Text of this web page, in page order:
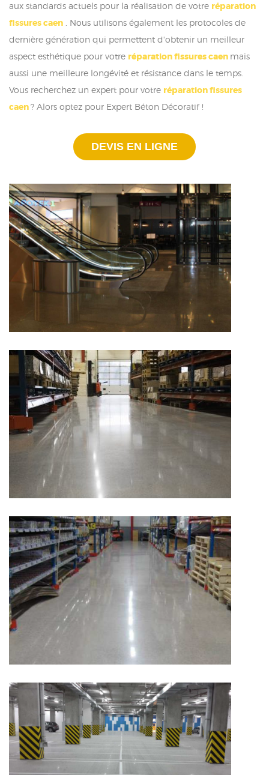
aux standards actuels pour la réalisation de votre réparation
fissures caen . Nous utilisons également les protocoles de
dernière génération qui permettent d'obtenir un meilleur
aspect esthétique pour votre réparation fissures caen mais
aussi une meilleure longévité et résistance dans le temps.
Vous recherchez un expert pour votre réparation fissures
caen? Alors optez pour Expert Béton Décoratif !
DEVIS EN LIGNE